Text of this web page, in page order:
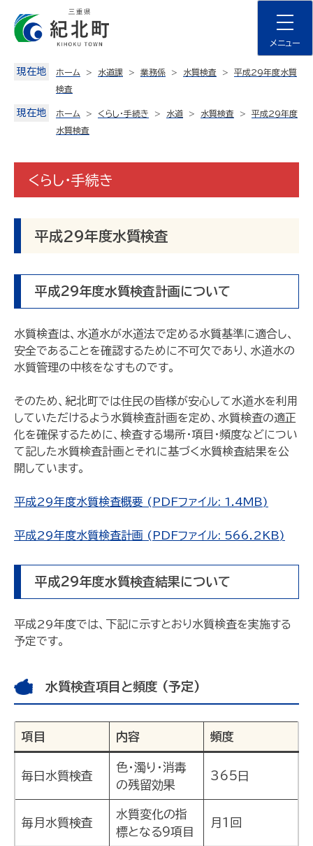
content
メニュー
現在地 ホーム 水道課 業務係 水質検査
平成29年度水質
検査
現在地 ホーム くらし・手続き 水道 水質検査
平成29年度
水質検査
くらし・手続き
平成29年度水質検査
平成29年度水質検査計画について
水質検査は、水道水が水道法で定める水質基準に適合し、
安全であることを確認するために不可欠であり、水道水の
水質管理の中核をなすものです。
そのため、紀北町では住民の皆様が安心して水道水を利用
していただけるよう水質検査計画を定め、水質検査の適正
化を確保するために、検査する場所・項目・頻度などについ
て記した水質検査計画とそれに基づく水質検査結果を公
開しています。
平成29年度水質検査概要 (PDFファイル: 1.4MB)
平成29年度水質検査計画 (PDFファイル: 566.2KB)
平成29年度水質検査結果について
平成29年度では、下記に示すとおり水質検査を実施する
予定です。
水質検査項目と頻度 (予定)
項目 内容 頻度
毎日水質検査
色・濁り・消毒
の残留効果
365日
毎月水質検査
水質変化の指
標となる9項目
月1回